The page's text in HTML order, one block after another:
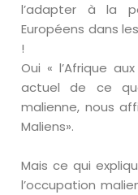
l’adapter à la
Européens dans
!
Oui « l’Afrique
actuel de ce
malienne, nous
Maliens».
Mais ce qui
l’occupation